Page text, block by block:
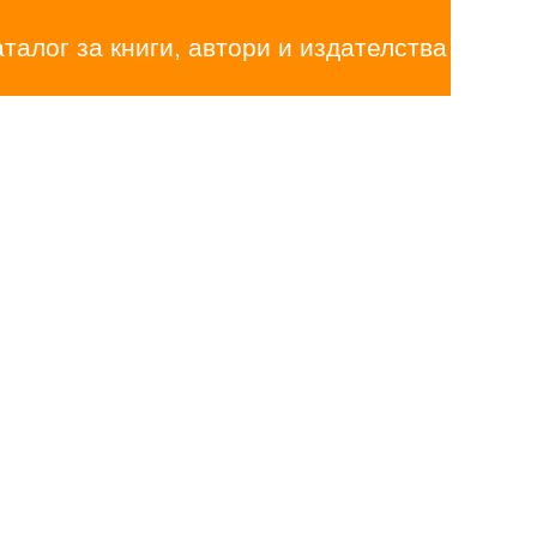
за книги, автори и издателства